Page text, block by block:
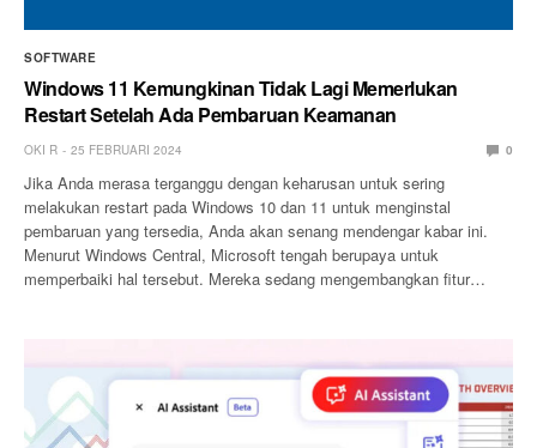
SOFTWARE
Windows 11 Kemungkinan Tidak Lagi Memerlukan
Restart Setelah Ada Pembaruan Keamanan
OKI R 25 FEBRUARI 2024 0
Jika Anda merasa terganggu dengan keharusan untuk sering
melakukan restart pada Windows 10 dan 11 untuk menginstal
pembaruan yang tersedia, Anda akan senang mendengar kabar ini.
Menurut Windows Central, Microsoft tengah berupaya untuk
memperbaiki hal tersebut. Mereka sedang mengembangkan fitur…